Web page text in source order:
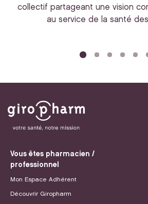
collectif partageant une vision
au service de la santé
Vous êtes pharmacien /
professionnel
Mon Espace Adhérent
Découvrir Giropharm